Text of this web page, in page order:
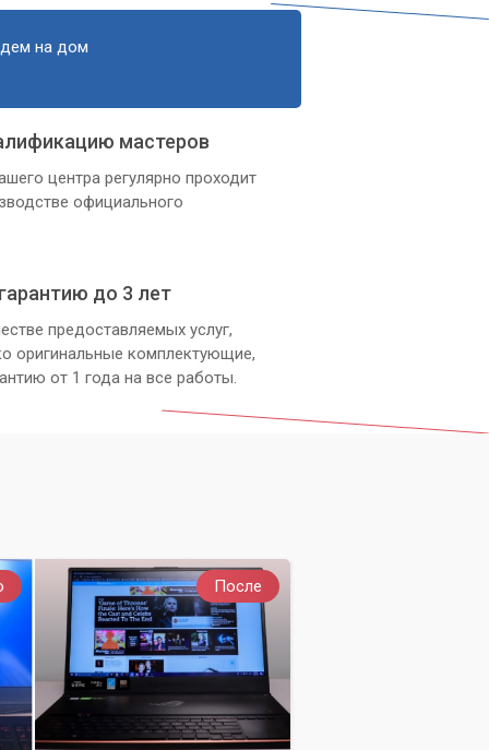
на дом
мастеров
центра регулярно проходит
официального
до 3 лет
предоставляемых услуг,
оригинальные комплектующие,
от 1 года на все работы.
После